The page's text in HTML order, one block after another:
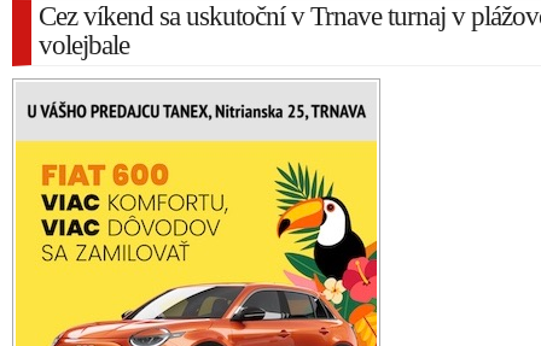
Cez víkend sa uskutoční v Trnave turnaj v
volejbale